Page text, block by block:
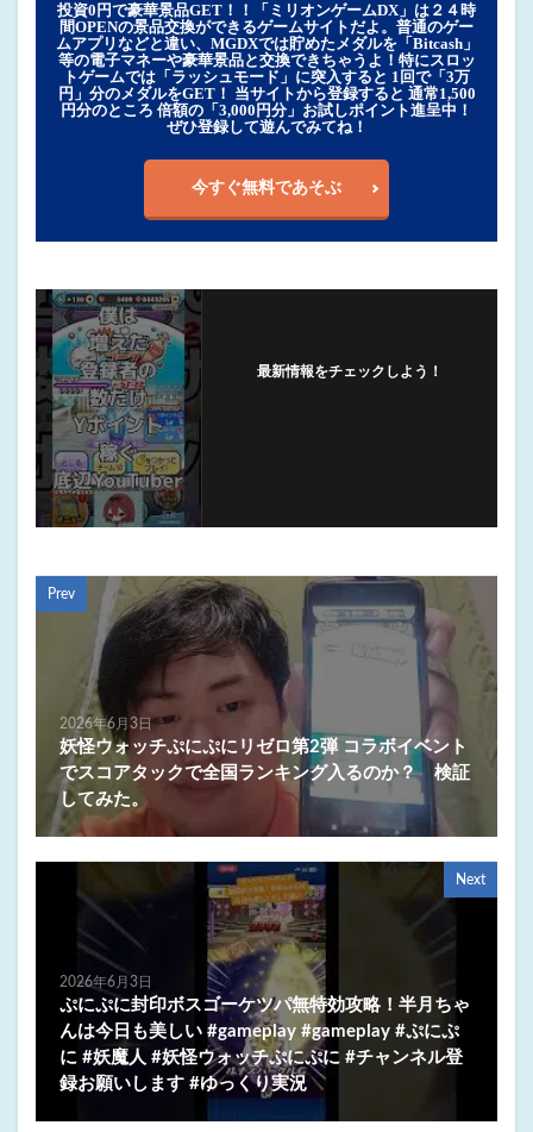
投資0円で豪華景品GET！！「ミリオンゲームDX」は２４時
間OPENの景品交換ができるゲームサイトだよ。普通のゲー
ムアプリなどと違い、MGDXでは貯めたメダルを「Bitcash」
等の電子マネーや豪華景品と交換できちゃうよ！特にスロッ
トゲームでは「ラッシュモード」に突入すると 1回で「3万
円」分のメダルをGET！ 当サイトから登録すると 通常1,500
円分のところ 倍額の「3,000円分」お試しポイント進呈中！
ぜひ登録して遊んでみてね！
今すぐ無料であそぶ
最新情報をチェックしよう！
Prev
2026年6月3日
妖怪ウォッチぷにぷにリゼロ第2弾 コラボイベント
でスコアタックで全国ランキング入るのか？ 検証
してみた。
Next
2026年6月3日
ぷにぷに封印ボスゴーケツパ無特効攻略！半月ちゃ
んは今日も美しい #gameplay #gameplay #ぷにぷ
に #妖魔人 #妖怪ウォッチぷにぷに #チャンネル登
録お願いします #ゆっくり実況